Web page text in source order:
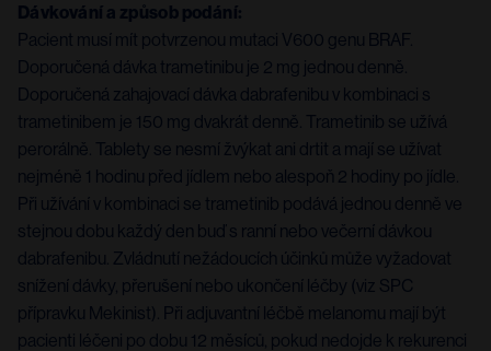
Dávkování a způsob podání:
Pacient musí mít potvrzenou mutaci V600 genu BRAF.
Doporučená dávka trametinibu je 2 mg jednou denně.
Doporučená zahajovací dávka dabrafenibu v kombinaci s
trametinibem je 150 mg dvakrát denně. Trametinib se užívá
perorálně. Tablety se nesmí žvýkat ani drtit a mají se užívat
nejméně 1 hodinu před jídlem nebo alespoň 2 hodiny po jídle.
Při užívání v kombinaci se trametinib podává jednou denně ve
stejnou dobu každý den buď s ranní nebo večerní dávkou
dabrafenibu. Zvládnutí nežádoucích účinků může vyžadovat
snížení dávky, přerušení nebo ukončení léčby (viz SPC
přípravku Mekinist). Při adjuvantní léčbě melanomu mají být
pacienti léčeni po dobu 12 měsíců, pokud nedojde k rekurenci